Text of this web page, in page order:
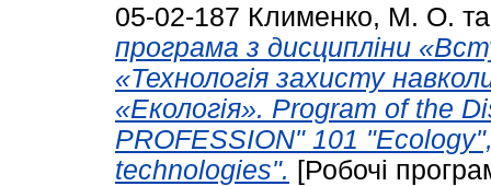
05-02-187 Клименко, М. О.
програма з дисципліни
«Технологія захисту
«Екологія». Program of the
PROFESSION" 101
technologies". [Робочі